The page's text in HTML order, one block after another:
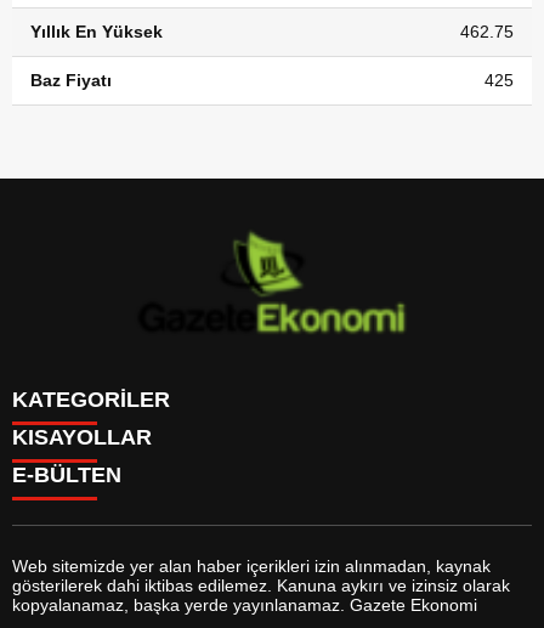
Yıllık En Yüksek 462.75
Baz Fiyatı 425
KATEGORİLER
GÜNDEM
DÜNYA
SİYASET
MAGAZİN
SAĞLIK
EĞİTİM
YAŞAM
KISAYOLLAR
BURÇLAR
FİKSTÜR
FİRMA EKLE
FİRMA REHBERİ
E-BÜLTEN
gazeteekonomi.com e-bültenine abone olarak, tarafınıza haber,
Web sitemizde yer alan haber içerikleri izin alınmadan, kaynak
gösterilerek dahi iktibas edilemez. Kanuna aykırı ve izinsiz olarak
kopyalanamaz, başka yerde yayınlanamaz. Gazete Ekonomi